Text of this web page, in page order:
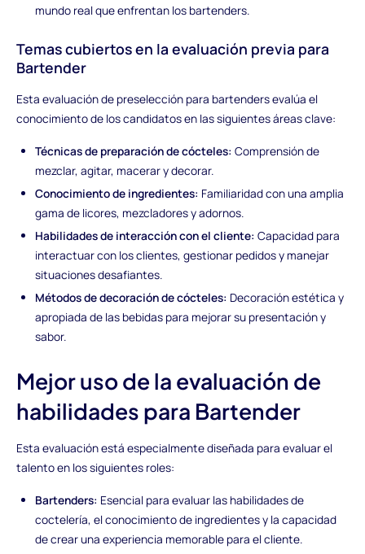
mundo real que enfrentan los bartenders.
Temas cubiertos en la evaluación previa para
Bartender
Esta evaluación de preselección para bartenders evalúa el
conocimiento de los candidatos en las siguientes áreas clave:
Técnicas de preparación de cócteles: Comprensión de
mezclar, agitar, macerar y decorar.
Conocimiento de ingredientes: Familiaridad con una amplia
gama de licores, mezcladores y adornos.
Habilidades de interacción con el cliente: Capacidad para
interactuar con los clientes, gestionar pedidos y manejar
situaciones desafiantes.
Métodos de decoración de cócteles: Decoración estética y
apropiada de las bebidas para mejorar su presentación y
sabor.
Mejor uso de la evaluación de
habilidades para Bartender
Esta evaluación está especialmente diseñada para evaluar el
talento en los siguientes roles:
Bartenders: Esencial para evaluar las habilidades de
coctelería, el conocimiento de ingredientes y la capacidad
de crear una experiencia memorable para el cliente.